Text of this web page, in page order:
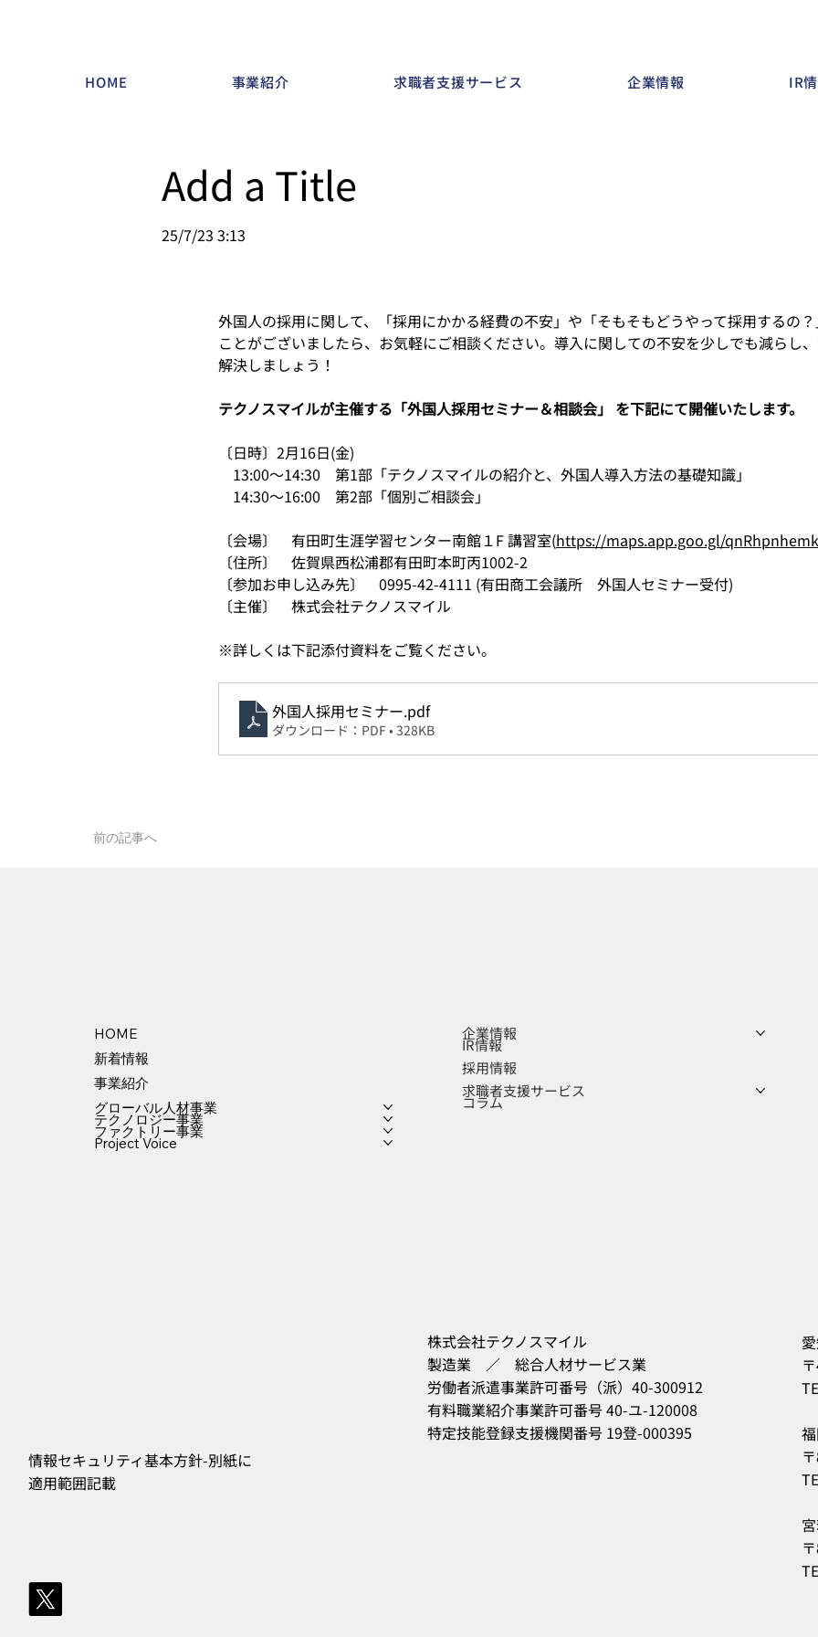
HOME 事業紹介 求職者支援サービス 企業情報 IR
Add a Title
25/7/23 3:13
前の記事へ
外国人の採用に関して、「採用にかかる経費の不安」や「そもそもどうやって採用するの
ことがございましたら、お気軽にご相談ください。導入に関しての不安を少しでも減らし
解決しましょう！
テクノスマイルが主催する「外国人採用セミナー＆相談会」 を下記にて開催いたします。
〔日時〕2月16日(金)
13:00～14:30　第1部「テクノスマイルの紹介と、外国人導入方法の基礎知識」
14:30～16:00　第2部「個別ご相談会」
〔会場〕　有田町生涯学習センター南館１F 講習室(https://maps.app.goo.gl/
〔住所〕　佐賀県西松浦郡有田町本町丙1002-2
〔参加お申し込み先〕　0995-42-4111 (有田商工会議所　外国人セミナー受付)
〔主催〕　株式会社テクノスマイル
※詳しくは下記添付資料をご覧ください。
外国人採用セミナー.pdf
ダウンロード：PDF • 328KB
HOME
新着情報
事業紹介
グローバル人材事業
テクノロジー事業
ファクトリー事業
Project Voice
企業情報
IR情報
採用情報
求職者支援サービス
コラム
情報セキュリティ基本方針-別紙に
​適用範囲記載
株式会社テクノスマイル
製造業 ／ 総合人材サービス業
労働者派遣事業許可番号（派）40-300912
有料職業紹介事業許可番号 40-ユ-120008
特定技能登録支援機関番号 19登-000395